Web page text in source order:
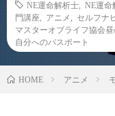
NE運命解析士
NE運命
門講座
アニメ セルフナ
マスターオブライフ協会昼
自分へのパスポート
HOME アニメ